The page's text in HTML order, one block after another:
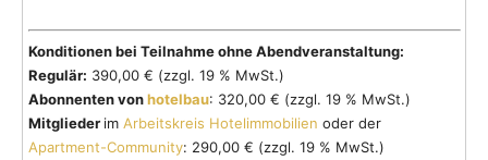
Konditionen bei Teilnahme ohne Abendveranstaltung:
Regulär: 390,00 € (zzgl. 19 % MwSt.)
Abonnenten vonhotelbau: 320,00 € (zzgl. 19 % MwSt.)
Mitglieder im Arbeitskreis Hotelimmobilien oder der
Apartment-Community: 290,00 € (zzgl. 19 % MwSt.)